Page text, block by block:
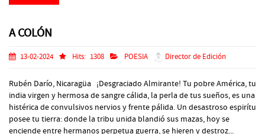
A COLÓN
13-02-2024 Hits: 1308 POESIA Director de Edición
Rubén Darío, Nicaragüa ¡Desgraciado Almirante! Tu pobre América, tu
india virgen y hermosa de sangre cálida, la perla de tus sueños, es una
histérica de convulsivos nervios y frente pálida. Un desastroso espirítu
posee tu tierra: donde la tribu unida blandió sus mazas, hoy se
enciende entre hermanos perpetua guerra, se hieren y destroz...